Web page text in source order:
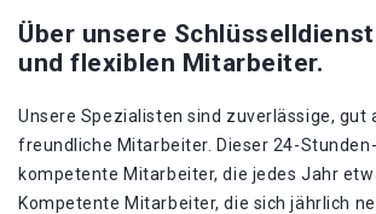
Über unsere
und flexiblen Mitarbeiter.
Unsere Spezialisten sind zuverlässige, gut
freundliche Mitarbeiter. Dieser 24-
kompetente Mitarbeiter, die jedes Jahr
Kompetente Mitarbeiter, die sich jährlich